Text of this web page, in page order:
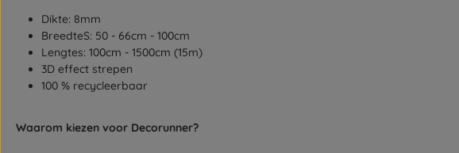
Dikte: 8mm
BreedteS: 50 - 66cm - 100cm
Lengtes: 100cm - 1500cm (15m)
3D effect strepen
100 % recycleerbaar
Waarom kiezen voor Decorunner?